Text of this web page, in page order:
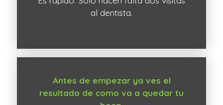
al dentista.
Antes de empezar ya ves el
resultado de como va a quedar tu